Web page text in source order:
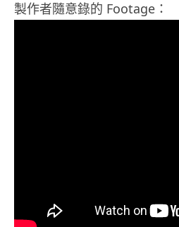
製作者隨意錄的 Footage：